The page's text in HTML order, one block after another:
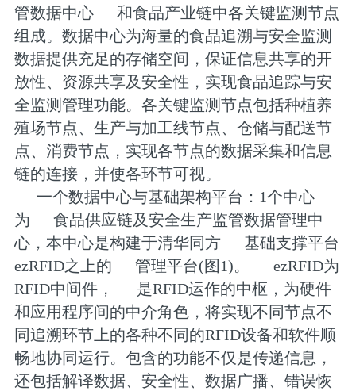
管数据中心
和食品产业链中各关键监测节点
组成。数据中心为海量的食品追溯与安全监测
数据提供充足的存储空间，保证信息共享的开
放性、资源共享及安全性，实现食品追踪与安
全监测管理功能。各关键监测节点包括种植养
殖场节点、生产与加工线节点、仓储与配送节
点、消费节点，实现各节点的数据采集和信息
链的连接，并使各环节可视。
一个数据中心与基础架构平台：1个中心
为
食品供应链及安全生产监管数据管理中
心，本中心是构建于清华同方
基础支撑平台
ezRFID之上的
管理平台(图1)。
ezRFID为
RFID中间件，
是RFID运作的中枢，为硬件
和应用程序间的中介角色，将实现不同节点不
同追溯环节上的各种不同的RFID设备和软件顺
畅地协同运行。包含的功能不仅是传递信息，
还包括解译数据、安全性、数据广播、错误恢